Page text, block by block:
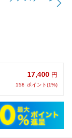
17,400 円
158 ポイント(1%)